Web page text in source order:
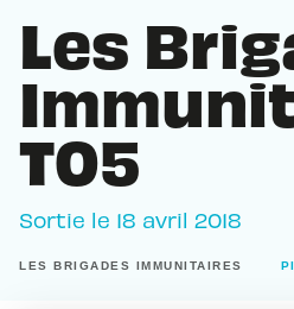
Les
T05
Sortie le 18 avril 2018
LES BRIGADES IMMUNITAIRES